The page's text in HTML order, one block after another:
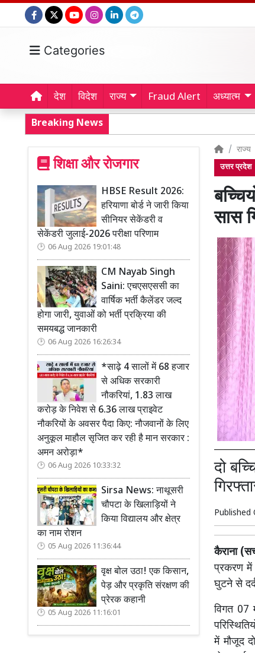
Categories
देश विदेश राज्य Fraud Alert अध्यात्म
Breaking News
शिक्षा और रोजगार
HBSE Result 2026:
हरियाणा बोर्ड ने जारी किया
सीनियर सेकेंडरी व
सेकेंडरी जुलाई-2026 परीक्षा परिणाम
06 Aug 2026 19:01:48
CM Nayab Singh
Saini: एचएसएससी का
वार्षिक भर्ती कैलेंडर जल्द
होगा जारी, युवाओं को भर्ती प्रक्रिया की
समयबद्ध जानकारी
06 Aug 2026 16:26:34
*साढ़े 4 सालों में 68 हजार
से अधिक सरकारी
नौकरियां, 1.83 लाख
करोड़ के निवेश से 6.36 लाख प्राइवेट
नौकरियों के अवसर पैदा किए: नौजवानों के लिए
अनुकूल माहौल सृजित कर रही है मान सरकार :
अमन अरोड़ा*
06 Aug 2026 10:33:32
Sirsa News: नाथूसरी
चौपटा के खिलाड़ियों ने
किया विद्यालय और क्षेत्र
का नाम रोशन
05 Aug 2026 11:36:44
वृक्ष बोल उठा! एक किसान,
पेड़ और प्रकृति संरक्षण की
प्रेरक कहानी
05 Aug 2026 11:16:01
राज्य
उत्तर प्रदेश
सास
दो
Published
कैराना
प्रकरण में
घुटने से
विगत 07
में मौजूद